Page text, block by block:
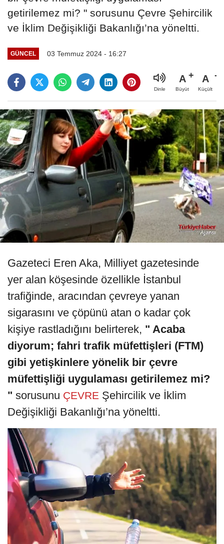
getirilemez mi? " sorusunu Çevre Şehircilik
ve İklim Değişikliği Bakanlığı’na yöneltti.
GÜNCEL 03 Temmuz 2024 - 16:27
Dinle
A
Büyüt
A
Küçült
Gazeteci Eren Aka, Milliyet gazetesinde
yer alan köşesinde özellikle İstanbul
trafiğinde, aracından çevreye yanan
sigarasını ve çöpünü atan o kadar çok
kişiye rastladığını belirterek, " Acaba
diyorum; fahri trafik müfettişleri (FTM)
gibi yetişkinlere yönelik bir çevre
müfettişliği uygulaması getirilemez mi?
" sorusunu ÇEVRE Şehircilik ve İklim
Değişikliği Bakanlığı’na yöneltti.